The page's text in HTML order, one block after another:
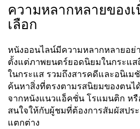
ความหลากหลายของ
เลือก
หนังออนไลน์มีความหลากหลายอย่
ตั้งแต่ภาพยนตร์ยอดนิยมในกระแส
ในกระแส รวมถึงสารคดีและอนิเม
ค้นหาสิ่งที่ตรงตามรสนิยมของตนไ
จากหนังแนวแอ็คชั่น โรแมนติก หรื
สนใจให้กับผู้ชมที่ต้องการสัมผัสปร
แตกต่าง